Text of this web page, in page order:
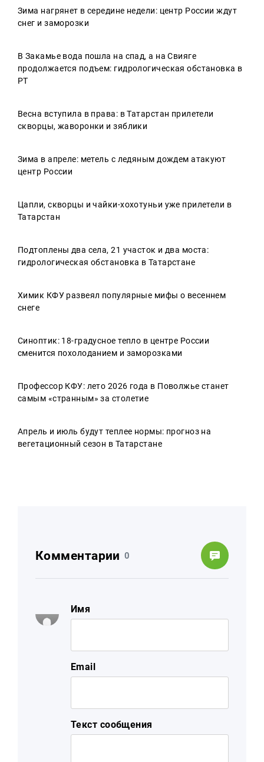
Зима нагрянет в середине недели: центр России ждут
снег и заморозки
В Закамье вода пошла на спад, а на Свияге
продолжается подъем: гидрологическая обстановка в
РТ
Весна вступила в права: в Татарстан прилетели
скворцы, жаворонки и зяблики
Зима в апреле: метель с ледяным дождем атакуют
центр России
Цапли, скворцы и чайки-хохотуньи уже прилетели в
Татарстан
Подтоплены два села, 21 участок и два моста:
гидрологическая обстановка в Татарстане
Химик КФУ развеял популярные мифы о весеннем
снеге
Синоптик: 18-градусное тепло в центре России
сменится похолоданием и заморозками
Профессор КФУ: лето 2026 года в Поволжье станет
самым «странным» за столетие
Апрель и июль будут теплее нормы: прогноз на
вегетационный сезон в Татарстане
Комментарии 0
Имя
Email
Текст сообщения